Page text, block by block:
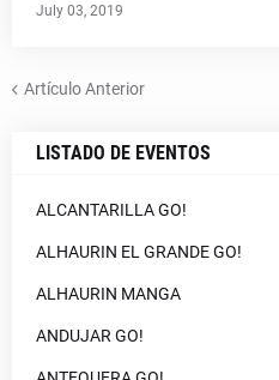
July 03, 2019
Artículo Anterior
LISTADO DE EVENTOS
ALCANTARILLA GO!
ALHAURIN EL GRANDE GO!
ALHAURIN MANGA
ANDUJAR GO!